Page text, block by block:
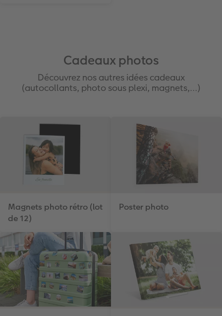
Cadeaux photos
Découvrez nos autres idées cadeaux
(autocollants, photo sous plexi, magnets,…)
Magnets photo rétro (lot
de 12)
Poster photo